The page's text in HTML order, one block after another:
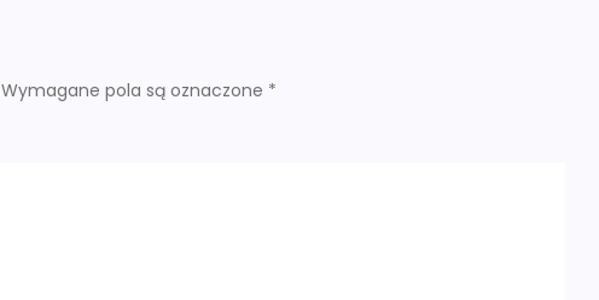
Wymagane pola są oznaczone *